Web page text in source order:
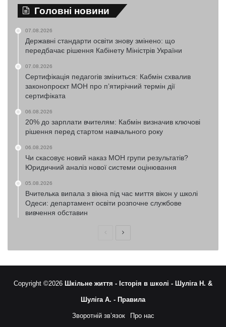
Головні новини
07.08.2026
Державні стандарти освіти знову змінено: що
передбачає рішення Кабінету Міністрів України
07.08.2026
Сертифікація педагогів зміниться: Кабмін схвалив
законопроєкт МОН про п’ятирічний термін дії
сертифіката
06.08.2026
20% до зарплати вчителям: Кабмін визначив ключові
рішення перед стартом навчального року
06.08.2026
Чи скасовує новий наказ МОН групи результатів?
Юридичний аналіз нової системи оцінювання
05.08.2026
Вчителька випала з вікна під час миття вікон у школі
Одеси: департамент освіти розпочне службове
вивчення обставин
ПопередняНаступна
Copyright ©2026 Шкільне життя - Історія в школі - Шуліга Н. &
Шуліга А. - Правила
Зворотній зв’язок Про нас